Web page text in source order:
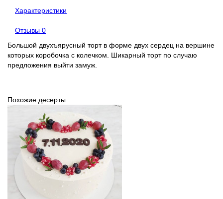
Характеристики
Отзывы 0
Большой двухъярусный торт в форме двух сердец на вершине
которых коробочка с колечком. Шикарный торт по случаю
предложения выйти замуж.
Похожие десерты